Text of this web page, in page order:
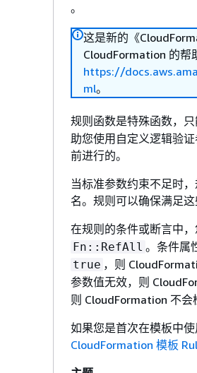
。
这是新的《
CloudFormation 的帮
https://
ml。
规则函数是特殊函数，
助您使用自定义逻辑验
前进行的。
当标准参数约束不足时
名。规则可以确保满足这
在规则的条件或断言中
Fn::RefAll 。条件属
true ，则
参数值无效，则
则 CloudFormation 不会
如果您是首次在模板中
CloudFormation 模板